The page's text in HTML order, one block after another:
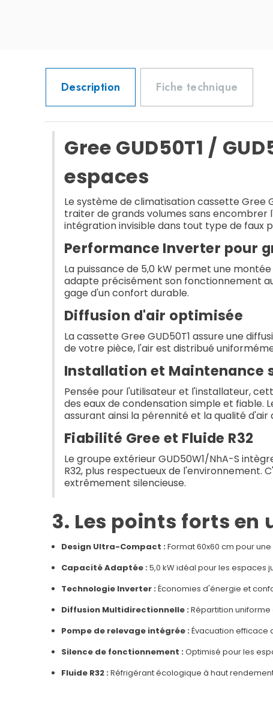
Description Fiche technique
Gree GUD50T1 /
espaces
Le système de climatisation cassette Gree
traiter de grands volumes sans encombrer
intégration invisible dans tout type de faux
Performance Inverter pour
La puissance de 5,0 kW permet une
adapte précisément son fonctionnement
gage d'un confort durable.
Diffusion d'air optimisée
La cassette Gree GUD50T1 assure une
de votre pièce, l'air est distribué
Installation et Maintenance
Pensée pour l'utilisateur et l'installateur,
des eaux de condensation simple et fiable.
assurant ainsi la pérennité et la qualité
Fiabilité Gree et Fluide R32
Le groupe extérieur GUD50W1/NhA-S
R32, plus respectueux de
extrêmement silencieuse.
3. Les points forts
Design Ultra-Compact :Format 60x60 cm pour
Capacité Adaptée :5,0 kW idéal pour les espaces
Technologie Inverter :Économies d'énergie et
Diffusion Multidirectionnelle :Répartition
Pompe de relevage intégrée :Évacuation efficace
Silence de fonctionnement :Optimisé pour les
Fluide R32 :Réfrigérant écologique à haut